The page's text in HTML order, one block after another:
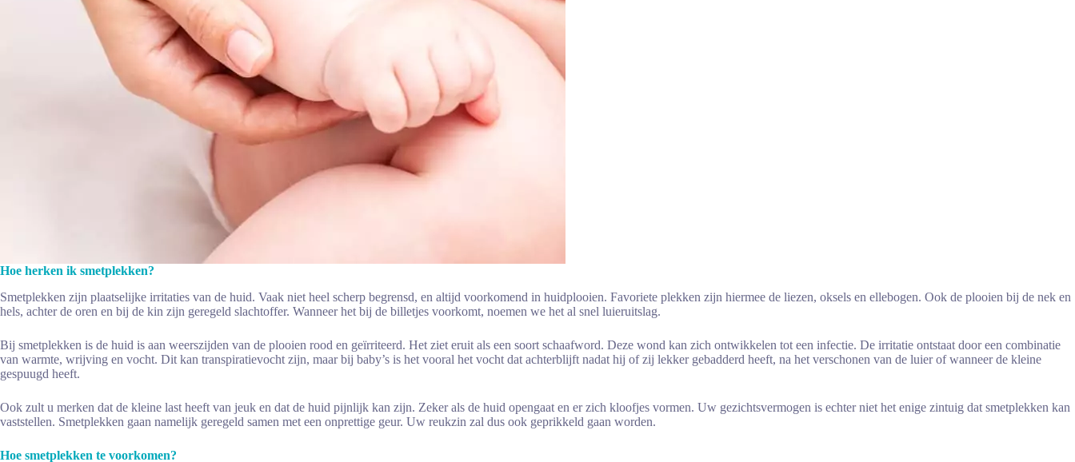
Hoe herken ik smetplekken?
Smetplekken zijn plaatselijke irritaties van de huid. Vaak niet heel scherp begrensd, en altijd voorkomend in huidplooien. Favoriete plekken zijn hiermee de liezen, oksels en ellebogen. Ook de plooien bij de nek en
hels, achter de oren en bij de kin zijn geregeld slachtoffer. Wanneer het bij de billetjes voorkomt, noemen we het al snel luieruitslag.
Bij smetplekken is de huid is aan weerszijden van de plooien rood en geïrriteerd. Het ziet eruit als een soort schaafword. Deze wond kan zich ontwikkelen tot een infectie. De irritatie ontstaat door een combinatie
van warmte, wrijving en vocht. Dit kan transpiratievocht zijn, maar bij baby’s is het vooral het vocht dat achterblijft nadat hij of zij lekker gebadderd heeft, na het verschonen van de luier of wanneer de kleine
gespuugd heeft.
Ook zult u merken dat de kleine last heeft van jeuk en dat de huid pijnlijk kan zijn. Zeker als de huid opengaat en er zich kloofjes vormen. Uw gezichtsvermogen is echter niet het enige zintuig dat smetplekken kan
vaststellen. Smetplekken gaan namelijk geregeld samen met een onprettige geur. Uw reukzin zal dus ook geprikkeld gaan worden.
Hoe smetplekken te voorkomen?